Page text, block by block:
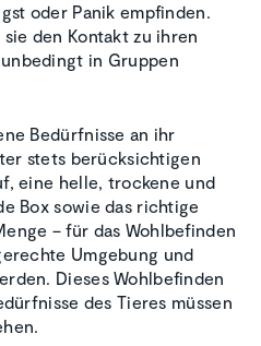
oder Panik empfinden.
den Kontakt zu ihren
in Gruppen
Bedürfnisse an ihr
stets berücksichtigen
eine helle, trockene und
Box sowie das richtige
– für das Wohlbefinden
Umgebung und
Dieses Wohlbefinden
des Tieres müssen